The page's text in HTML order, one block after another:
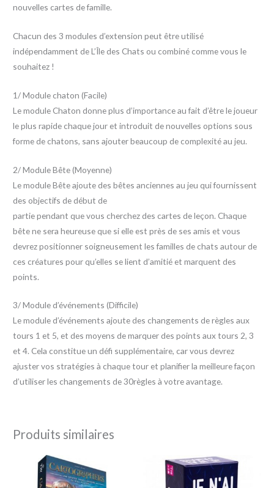
nouvelles cartes de famille.
Chacun des 3 modules d’extension peut être utilisé
indépendamment de L’Île des Chats ou combiné comme vous le
souhaitez !
1/ Module chaton (Facile)
Le module Chaton donne plus d’importance au fait d’être le joueur
le plus rapide chaque jour et introduit de nouvelles options sous
forme de chatons, sans ajouter beaucoup de complexité au jeu.
2/ Module Bête (Moyenne)
Le module Bête ajoute des bêtes anciennes au jeu qui fournissent
des objectifs de début de
partie pendant que vous cherchez des cartes de leçon. Chaque
bête ne sera heureuse que si elle est près de ses amis et vous
devrez positionner soigneusement les familles de chats autour de
ces créatures pour qu’elles se lient d’amitié et marquent des
points.
3/ Module d’événements (Difficile)
Le module d’événements ajoute des changements de règles aux
tours 1 et 5, et des moyens de marquer des points aux tours 2, 3
et 4. Cela constitue un défi supplémentaire, car vous devrez
ajuster vos stratégies à chaque tour et planifier la meilleure façon
d’utiliser les changements de 30règles à votre avantage.
Produits similaires